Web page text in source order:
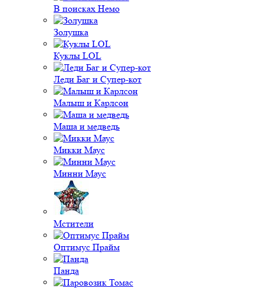
В поисках Немо
Золушка
Куклы LOL
Леди Баг и Супер-кот
Малыш и Карлсон
Маша и медведь
Микки Маус
Минни Маус
Мстители
Оптимус Прайм
Панда